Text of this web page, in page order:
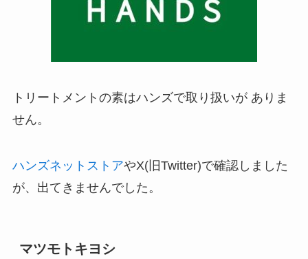
トリートメントの素はハンズで取り扱いが ありま
せん。
ハンズネットストアやX(旧Twitter)で確認しました
が、出てきませんでした。
マツモトキヨシ